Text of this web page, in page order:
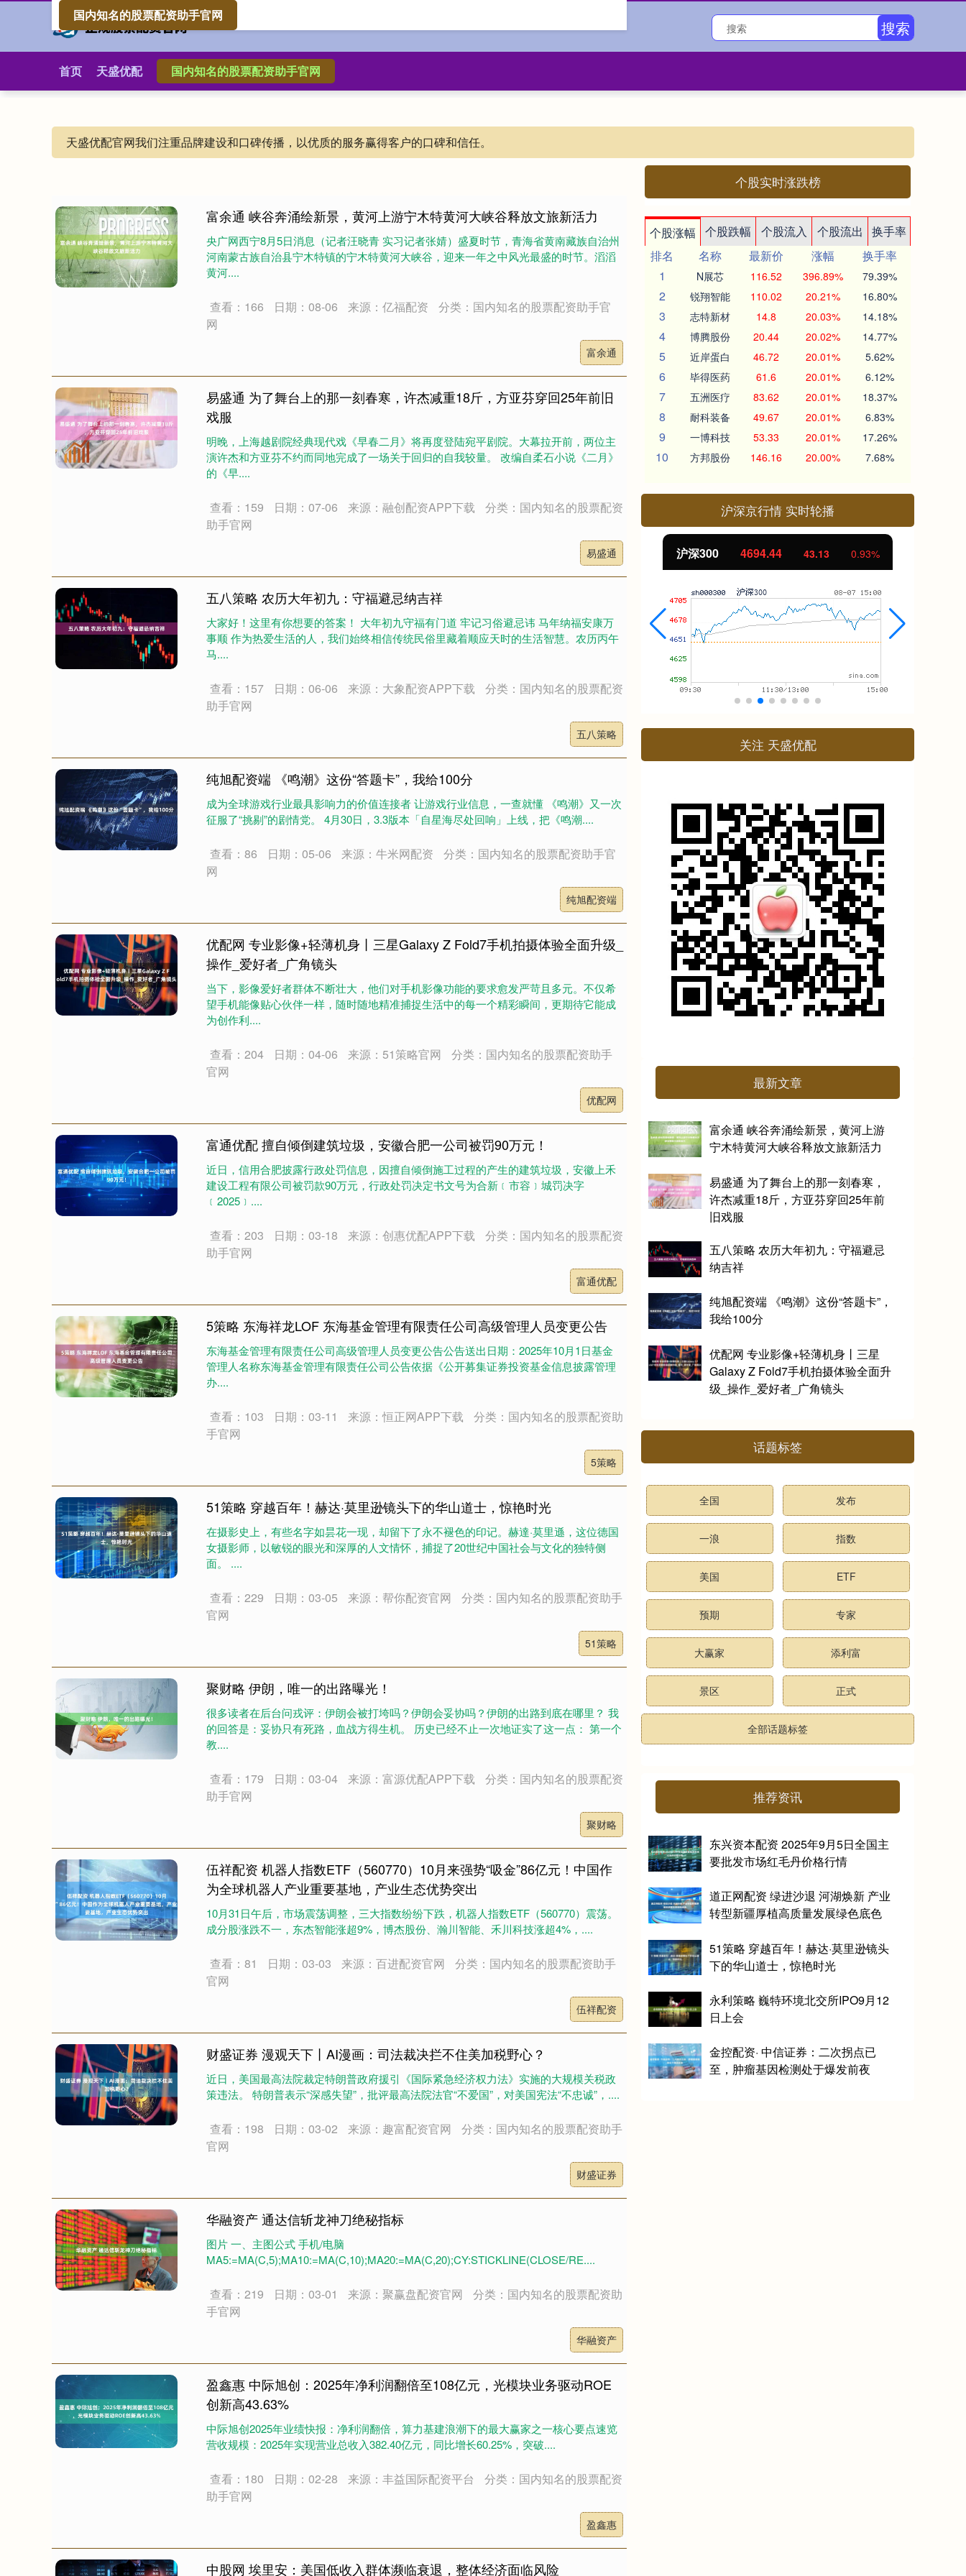
搜索
首页 天盛优配 国内知名的股票配资助手官网
天盛优配官网我们注重品牌建设和口碑传播，以优质的服务赢得客户的口碑和信任。
国内知名的股票配资助手官网
富余通 峡谷奔涌绘新景，黄河上游宁木特黄河大峡谷释放文旅新活力
央广网西宁8月5日消息（记者汪晓青 实习记者张婧）盛夏时节，青海省黄南藏族自治州
河南蒙古族自治县宁木特镇的宁木特黄河大峡谷，迎来一年之中风光最盛的时节。滔滔
黄河....
查看：166 日期：08-06 来源：亿福配资
分类：国内知名的股票配资助手官
网
富余通
易盛通 为了舞台上的那一刻春寒，许杰减重18斤，方亚芬穿回25年前旧
戏服
明晚，上海越剧院经典现代戏《早春二月》将再度登陆宛平剧院。大幕拉开前，两位主
演许杰和方亚芬不约而同地完成了一场关于回归的自我较量。 改编自柔石小说《二月》
的《早....
查看：159 日期：07-06 来源：融创配资APP下载
分类：国内知名的股票配资
助手官网
易盛通
五八策略 农历大年初九：守福避忌纳吉祥
大家好！这里有你想要的答案！ 大年初九守福有门道 牢记习俗避忌讳 马年纳福安康万
事顺 作为热爱生活的人，我们始终相信传统民俗里藏着顺应天时的生活智慧。农历丙午
马....
查看：157 日期：06-06 来源：大象配资APP下载
分类：国内知名的股票配资
助手官网
五八策略
纯旭配资端 《鸣潮》这份“答题卡”，我给100分
成为全球游戏行业最具影响力的价值连接者 让游戏行业信息，一查就懂 《鸣潮》又一次
征服了“挑剔”的剧情党。 4月30日，3.3版本「自星海尽处回响」上线，把《鸣潮....
查看：86 日期：05-06 来源：牛米网配资
分类：国内知名的股票配资助手官
网
纯旭配资端
优配网 专业影像+轻薄机身丨三星Galaxy Z Fold7手机拍摄体验全面升级_
操作_爱好者_广角镜头
当下，影像爱好者群体不断壮大，他们对手机影像功能的要求愈发严苛且多元。不仅希
望手机能像贴心伙伴一样，随时随地精准捕捉生活中的每一个精彩瞬间，更期待它能成
为创作利....
查看：204 日期：04-06 来源：51策略官网
分类：国内知名的股票配资助手
官网
优配网
富通优配 擅自倾倒建筑垃圾，安徽合肥一公司被罚90万元！
近日，信用合肥披露行政处罚信息，因擅自倾倒施工过程的产生的建筑垃圾，安徽上禾
建设工程有限公司被罚款90万元，行政处罚决定书文号为合新﹝市容﹞城罚决字
﹝2025﹞....
查看：203 日期：03-18 来源：创惠优配APP下载
分类：国内知名的股票配资
助手官网
富通优配
5策略 东海祥龙LOF 东海基金管理有限责任公司高级管理人员变更公告
东海基金管理有限责任公司高级管理人员变更公告公告送出日期：2025年10月1日基金
管理人名称东海基金管理有限责任公司公告依据《公开募集证券投资基金信息披露管理
办....
查看：103 日期：03-11 来源：恒正网APP下载
分类：国内知名的股票配资助
手官网
5策略
51策略 穿越百年！赫达·莫里逊镜头下的华山道士，惊艳时光
在摄影史上，有些名字如昙花一现，却留下了永不褪色的印记。赫達·莫里遜，这位德国
女摄影师，以敏锐的眼光和深厚的人文情怀，捕捉了20世纪中国社会与文化的独特侧
面。 ....
查看：229 日期：03-05 来源：帮你配资官网
分类：国内知名的股票配资助手
官网
51策略
聚财略 伊朗，唯一的出路曝光！
很多读者在后台问戎评：伊朗会被打垮吗？伊朗会妥协吗？伊朗的出路到底在哪里？ 我
的回答是：妥协只有死路，血战方得生机。 历史已经不止一次地证实了这一点： 第一个
教....
查看：179 日期：03-04 来源：富源优配APP下载
分类：国内知名的股票配资
助手官网
聚财略
伍祥配资 机器人指数ETF（560770）10月来强势“吸金”86亿元！中国作
为全球机器人产业重要基地，产业生态优势突出
10月31日午后，市场震荡调整，三大指数纷纷下跌，机器人指数ETF（560770）震荡。
成分股涨跌不一，东杰智能涨超9%，博杰股份、瀚川智能、禾川科技涨超4%，....
查看：81 日期：03-03 来源：百进配资官网
分类：国内知名的股票配资助手
官网
伍祥配资
财盛证券 漫观天下丨AI漫画：司法裁决拦不住美加税野心？
近日，美国最高法院裁定特朗普政府援引《国际紧急经济权力法》实施的大规模关税政
策违法。 特朗普表示“深感失望”，批评最高法院法官“不爱国”，对美国宪法“不忠诚”，....
查看：198 日期：03-02 来源：趣富配资官网
分类：国内知名的股票配资助手
官网
财盛证券
华融资产 通达信斩龙神刀绝秘指标
图片 一、主图公式 手机/电脑
MA5:=MA(C,5);MA10:=MA(C,10);MA20:=MA(C,20);CY:STICKLINE(CLOSE/RE....
查看：219 日期：03-01 来源：聚赢盘配资官网
分类：国内知名的股票配资助
手官网
华融资产
盈鑫惠 中际旭创：2025年净利润翻倍至108亿元，光模块业务驱动ROE
创新高43.63%
中际旭创2025年业绩快报：净利润翻倍，算力基建浪潮下的最大赢家之一核心要点速览
营收规模：2025年实现营业总收入382.40亿元，同比增长60.25%，突破....
查看：180 日期：02-28 来源：丰益国际配资平台
分类：国内知名的股票配资
助手官网
盈鑫惠
中股网 埃里安：美国低收入群体濒临衰退，整体经济面临风险
个股实时涨跌榜
个股涨幅 个股跌幅 个股流入 个股流出
换手率
排名
名称 最新价 涨幅
换手率
1
N展芯 116.52 396.89% 79.39%
2 锐翔智能 110.02 20.21% 16.80%
3 志特新材 14.8 20.03% 14.18%
4 博腾股份 20.44 20.02% 14.77%
5 近岸蛋白 46.72 20.01% 5.62%
6 毕得医药 61.6 20.01% 6.12%
7 五洲医疗 83.62 20.01% 18.37%
8 耐科装备 49.67 20.01% 6.83%
9 一博科技 53.33 20.01% 17.26%
10 方邦股份 146.16 20.00% 7.68%
沪深京行情 实时轮播
0.93% 北证50 1134.24 11.37 1.01%
关注 天盛优配
最新文章
富余通 峡谷奔涌绘新景，黄河上游
宁木特黄河大峡谷释放文旅新活力
易盛通 为了舞台上的那一刻春寒，
许杰减重18斤，方亚芬穿回25年前
旧戏服
五八策略 农历大年初九：守福避忌
纳吉祥
纯旭配资端 《鸣潮》这份“答题卡”，
我给100分
优配网 专业影像+轻薄机身丨三星
Galaxy Z Fold7手机拍摄体验全面升
级_操作_爱好者_广角镜头
话题标签
全国 发布
一浪 指数
美国 ETF
预期 专家
大赢家 添利富
景区 正式
全部话题标签
推荐资讯
东兴资本配资 2025年9月5日全国主
要批发市场红毛丹价格行情
道正网配资 绿进沙退 河湖焕新 产业
转型新疆厚植高质量发展绿色底色
51策略 穿越百年！赫达·莫里逊镜头
下的华山道士，惊艳时光
永利策略 巍特环境北交所IPO9月12
日上会
金控配资· 中信证券：二次拐点已
至，肿瘤基因检测处于爆发前夜